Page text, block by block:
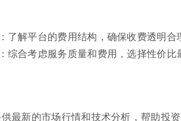
了解平台的费用结构，确保收费透明合
综合考虑服务质量和费用，选择性价比
最新的市场行情和技术分析，帮助投资